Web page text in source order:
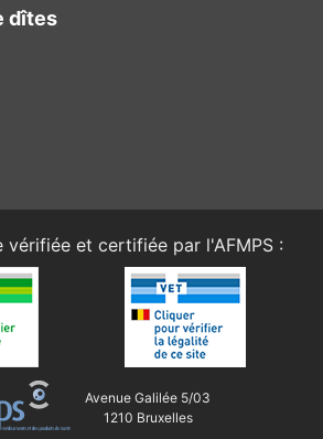
dîtes
vérifiée et certifiée par l'AFMPS :
Avenue Galilée 5/03
1210 Bruxelles